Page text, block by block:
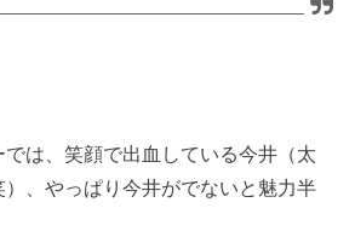
は、笑顔で出血している今井（太
、やっぱり今井がでないと魅力半